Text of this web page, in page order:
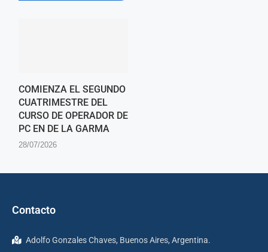
COMIENZA EL SEGUNDO
CUATRIMESTRE DEL
CURSO DE OPERADOR DE
PC EN DE LA GARMA
28/07/2026
Contacto
Adolfo Gonzales Chaves, Buenos Aires, Argentina.